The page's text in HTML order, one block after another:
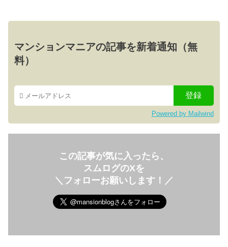
マンションマニアの記事を新着通知（無
料）
Powered by Mailwind
この記事が気に入ったら、
スムログのXを
＼フォローお願いします！／